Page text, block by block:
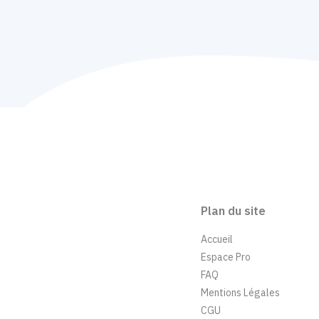
Plan du site
Accueil
Espace Pro
FAQ
Mentions Légales
CGU